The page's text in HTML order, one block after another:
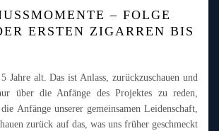
– FOLGE
ERSTEN ZIGARREN BIS
Jahre alt. Das ist Anlass, zurückzuschauen und
über die Anfänge des Projektes zu reden,
Anfänge unserer gemeinsamen Leidenschaft,
zurück auf das, was uns früher geschmeckt